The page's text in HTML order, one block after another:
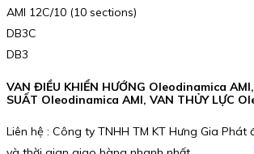
AMI 12C/10 (10 sections)
DB3C
DB3
VAN ĐIỀU KHIỂN HƯỚNG Oleodinamica
SUẤT Oleodinamica AMI, VAN THỦY LỰC
Liên hệ : Công ty TNHH TM KT Hưng Gia Phát